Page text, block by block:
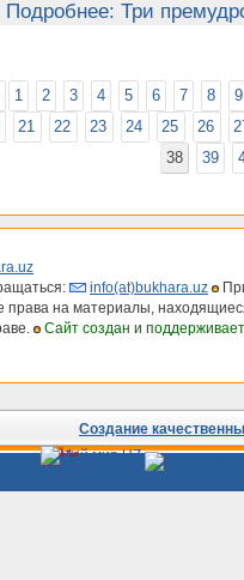
Подробнее: Три
1 2 3 4 5 6 7 8
9
21 22 23 24 25 26
38
39
info(at)bukhara.uz
права на материалы,
Сайт создан и
Создание
Сайты
Узбекистана